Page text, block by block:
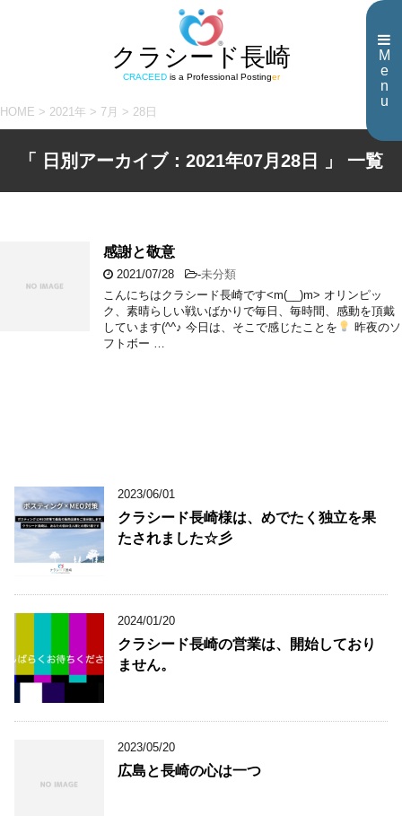
M
e
n
u
クラシード長崎
CRACEEDis a Professional Postinger
HOME > 2021年 > 7月 > 28日
「 日別アーカイブ：2021年07月28日 」 一覧
感謝と敬意
2021/07/28 -未分類
こんにちはクラシード長崎です<m(__)m> オリンピッ
ク、素晴らしい戦いばかりで毎日、毎時間、感動を頂戴
しています(^^♪ 今日は、そこで感じたことを
昨夜のソ
フトボー …
2023/06/01
クラシード長崎様は、めでたく独立を果
たされました☆彡
2024/01/20
クラシード長崎の営業は、開始しており
ません。
2023/05/20
広島と長崎の心は一つ